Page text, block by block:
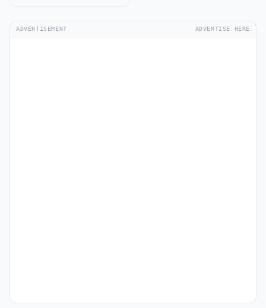
ADVERTISEMENT ADVERTISE HERE